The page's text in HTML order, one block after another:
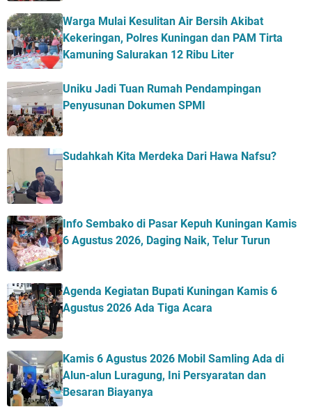
Warga Mulai Kesulitan Air Bersih Akibat
Kekeringan, Polres Kuningan dan PAM Tirta
Kamuning Salurakan 12 Ribu Liter
Uniku Jadi Tuan Rumah Pendampingan
Penyusunan Dokumen SPMI
Sudahkah Kita Merdeka Dari Hawa Nafsu?
Info Sembako di Pasar Kepuh Kuningan Kamis
6 Agustus 2026, Daging Naik, Telur Turun
Agenda Kegiatan Bupati Kuningan Kamis 6
Agustus 2026 Ada Tiga Acara
Kamis 6 Agustus 2026 Mobil Samling Ada di
Alun-alun Luragung, Ini Persyaratan dan
Besaran Biayanya